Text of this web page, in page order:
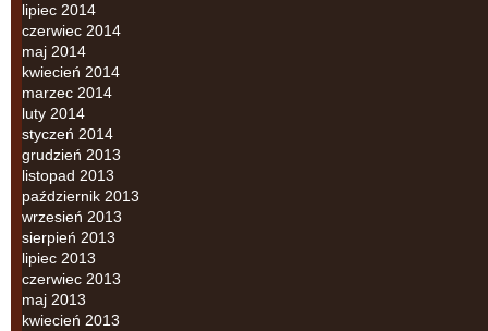
lipiec 2014
czerwiec 2014
maj 2014
kwiecień 2014
marzec 2014
luty 2014
styczeń 2014
grudzień 2013
listopad 2013
październik 2013
wrzesień 2013
sierpień 2013
lipiec 2013
czerwiec 2013
maj 2013
kwiecień 2013